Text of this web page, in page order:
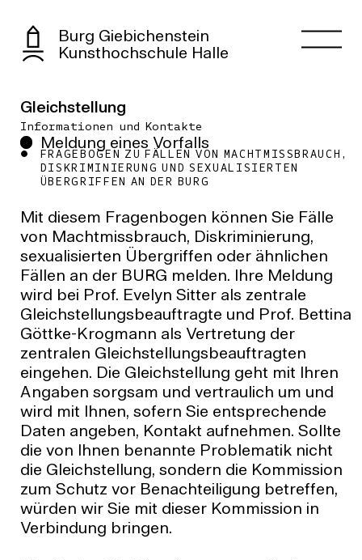
Burg Giebichenstein
Kunsthochschule Halle
Gleichstellung
Informationen und Kontakte
Meldung eines Vorfalls
FRAGEBOGEN ZU FÄLLEN VON MACHTMISSBRAUCH,
DISKRIMINIERUNG UND SEXUALISIERTEN
ÜBERGRIFFEN AN DER BURG
Mit diesem Fragenbogen können Sie Fälle
von Machtmissbrauch, Diskriminierung,
sexualisierten Übergriffen oder ähnlichen
Fällen an der BURG melden. Ihre Meldung
wird bei Prof. Evelyn Sitter als zentrale
Gleichstellungsbeauftragte und Prof. Bettina
Göttke-Krogmann als Vertretung der
zentralen Gleichstellungsbeauftragten
eingehen. Die Gleichstellung geht mit Ihren
Angaben sorgsam und vertraulich um und
wird mit Ihnen, sofern Sie entsprechende
Daten angeben, Kontakt aufnehmen. Sollte
die von Ihnen benannte Problematik nicht
die Gleichstellung, sondern die Kommission
zum Schutz vor Benachteiligung betreffen,
würden wir Sie mit dieser Kommission in
Verbindung bringen.